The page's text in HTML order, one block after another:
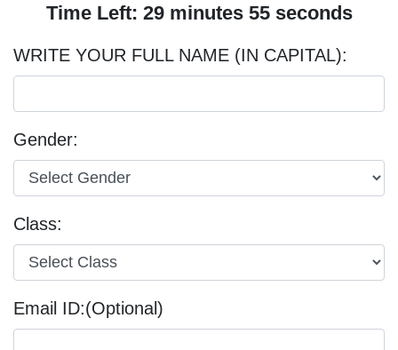
Time Left: 29 minutes 55 seconds
WRITE YOUR FULL NAME (IN CAPITAL):
Gender:
Class:
Email ID:(Optional)